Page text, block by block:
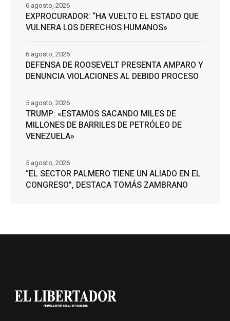
EXPROCURADOR: “HA VUELTO EL ESTADO QUE
VULNERA LOS DERECHOS HUMANOS»
6 agosto, 2026
DEFENSA DE ROOSEVELT PRESENTA AMPARO Y
DENUNCIA VIOLACIONES AL DEBIDO PROCESO
6 agosto, 2026
TRUMP: «ESTAMOS SACANDO MILES DE
MILLONES DE BARRILES DE PETRÓLEO DE
VENEZUELA»
5 agosto, 2026
“EL SECTOR PALMERO TIENE UN ALIADO EN EL
CONGRESO”, DESTACA TOMÁS ZAMBRANO
5 agosto, 2026